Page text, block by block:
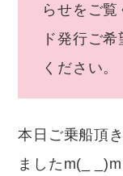
らせをご
ド発行ご
ください。
本日ご乗船頂
ましたm(_